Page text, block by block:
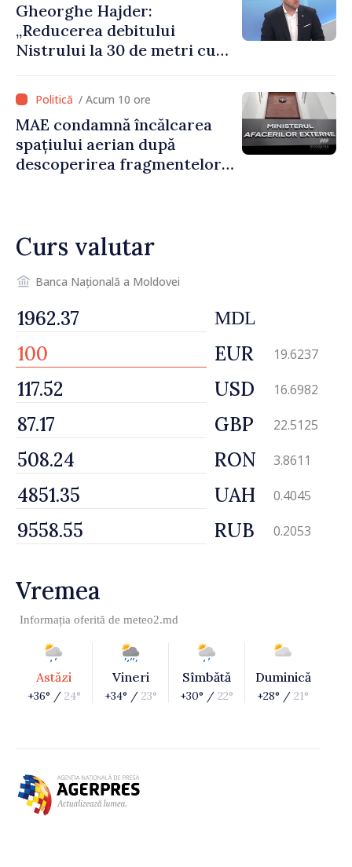
Gheorghe Hajder:
„Reducerea debitului
Nistrului la 30 de metri cubi
„catastrofă naturală”
/ Acum 10 ore
MAE condamnă încălcarea
spațiului aerian după
descoperirea fragmentelor
Curs valutar
Banca Națională a Moldovei
MDL
EUR 19.6237
USD 16.6982
GBP 22.5125
RON 3.8611
UAH 0.4045
RUB 0.2053
Vremea
Informația oferită de meteo2.md
Astăzi
+36° / 24°
Vineri
+34° / 23°
Sîmbătă
+30° / 22°
Duminică
+28° / 21°